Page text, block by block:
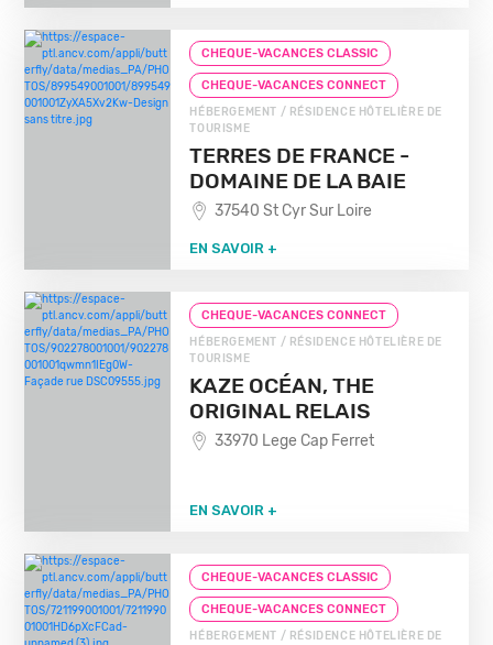
CHEQUE-VACANCES CLASSIC
CHEQUE-VACANCES CONNECT
HÉBERGEMENT / RÉSIDENCE HÔTELIÈRE DE
TOURISME
TERRES DE FRANCE -
DOMAINE DE LA BAIE
37540 St Cyr Sur Loire
EN SAVOIR +
CHEQUE-VACANCES CONNECT
HÉBERGEMENT / RÉSIDENCE HÔTELIÈRE DE
TOURISME
KAZE OCÉAN, THE
ORIGINAL RELAIS
33970 Lege Cap Ferret
EN SAVOIR +
CHEQUE-VACANCES CLASSIC
CHEQUE-VACANCES CONNECT
HÉBERGEMENT / RÉSIDENCE HÔTELIÈRE DE